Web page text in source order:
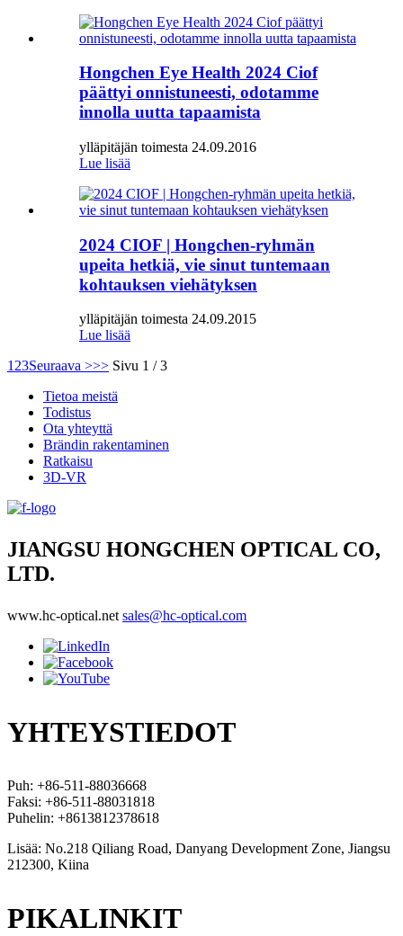
Hongchen Eye Health 2024 Ciof
päättyi onnistuneesti, odotamme
innolla uutta tapaamista
ylläpitäjän toimesta 24.09.2016
Lue lisää
2024 CIOF | Hongchen-ryhmän
upeita hetkiä, vie sinut tuntemaan
kohtauksen viehätyksen
ylläpitäjän toimesta 24.09.2015
Lue lisää
1 23Seuraava >>> Sivu 1 / 3
Tietoa meistä
Todistus
Ota yhteyttä
Brändin rakentaminen
Ratkaisu
3D-VR
JIANGSU HONGCHEN OPTICAL CO,
LTD.
www.hc-optical.net sales@hc-optical.com
YHTEYSTIEDOT
Puh: +86-511-88036668
Faksi: +86-511-88031818
Puhelin: +8613812378618
Lisää: No.218 Qiliang Road, Danyang Development Zone, Jiangsu
212300, Kiina
PIKALINKIT